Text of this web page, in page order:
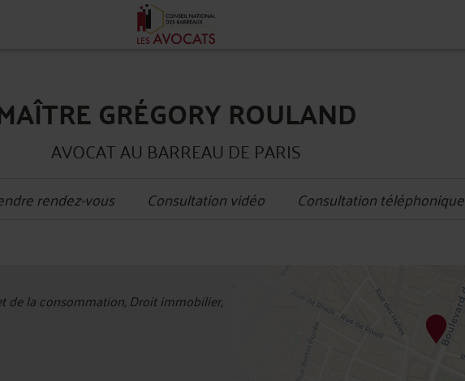
GRÉGORY ROULAND
AVOCAT AU BARREAU DE PARIS
rendez-vous Consultation vidéo Consultation téléphonique
de la consommation, Droit immobilier,